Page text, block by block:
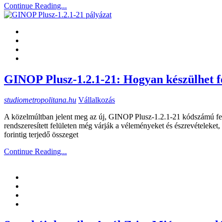
Continue Reading...
GINOP Plusz-1.2.1-21: Hogyan
studiometropolitana.hu Vállalkozás
A közelmúltban jelent meg az új, GINOP Plusz-1.2.1-21 kódszámú
rendszeresített felületen még várják a véleményeket és
forintig terjedő összeget
Continue Reading...